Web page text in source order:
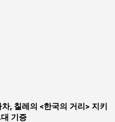
, 칠레의 <한국의 거리> 지키
기증